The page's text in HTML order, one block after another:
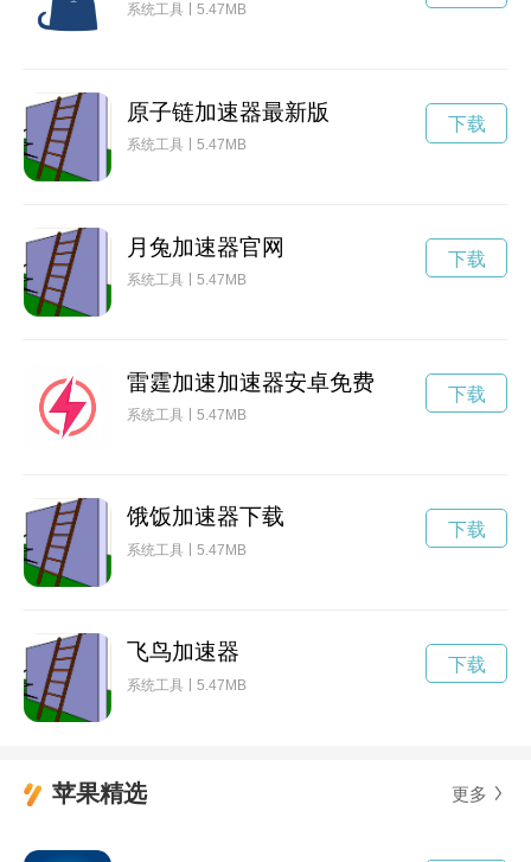
系统工具 5.47MB
原子链加速器最新版
系统工具 5.47MB
下载
月兔加速器官网
系统工具 5.47MB
下载
雷霆加速加速器安卓免费
系统工具 5.47MB
下载
饿饭加速器下载
系统工具 5.47MB
下载
飞鸟加速器
系统工具 5.47MB
下载
苹果精选 更多